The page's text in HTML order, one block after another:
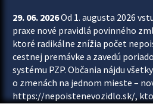
29. 06. 2026Od 1. augusta 2026
praxe nové pravidlá povinného
ktoré radikálne znížia počet
cestnej premávke a zavedú
systému PZP. Občania nájdu
o zmenách na jednom mieste –
https://nepoistenevozidlo.sk/,